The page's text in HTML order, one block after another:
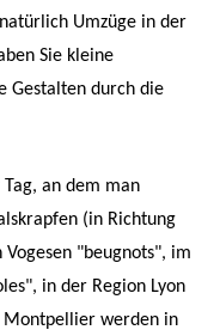
Umzüge in der
Sie kleine
Gestalten durch die
an dem man
(in Richtung
"beugnots", im
in der Region Lyon
Montpellier werden in